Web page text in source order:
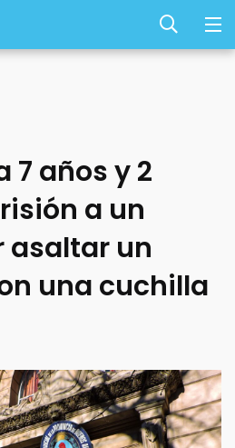
7 años y 2
a un
asaltar un
una cuchilla